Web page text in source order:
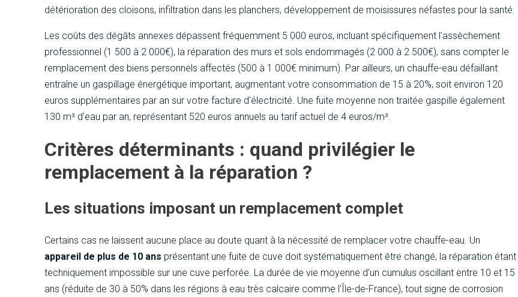
détérioration des cloisons, infiltration dans les planchers, développement de moisissures néfastes pour la santé.
Les coûts des dégâts annexes dépassent fréquemment 5 000 euros, incluant spécifiquement l'assèchement
professionnel (1 500 à 2 000€), la réparation des murs et sols endommagés (2 000 à 2 500€), sans compter le
remplacement des biens personnels affectés (500 à 1 000€ minimum). Par ailleurs, un chauffe-eau défaillant
entraîne un gaspillage énergétique important, augmentant votre consommation de 15 à 20%, soit environ 120
euros supplémentaires par an sur votre facture d'électricité. Une fuite moyenne non traitée gaspille également
130 m³ d'eau par an, représentant 520 euros annuels au tarif actuel de 4 euros/m³.
Critères déterminants : quand privilégier le
remplacement à la réparation ?
Les situations imposant un remplacement complet
Certains cas ne laissent aucune place au doute quant à la nécessité de remplacer votre chauffe-eau. Un
appareil de plus de 10 ans présentant une fuite de cuve doit systématiquement être changé, la réparation étant
techniquement impossible sur une cuve perforée. La durée de vie moyenne d'un cumulus oscillant entre 10 et 15
ans (réduite de 30 à 50% dans les régions à eau très calcaire comme l'Île-de-France), tout signe de corrosion